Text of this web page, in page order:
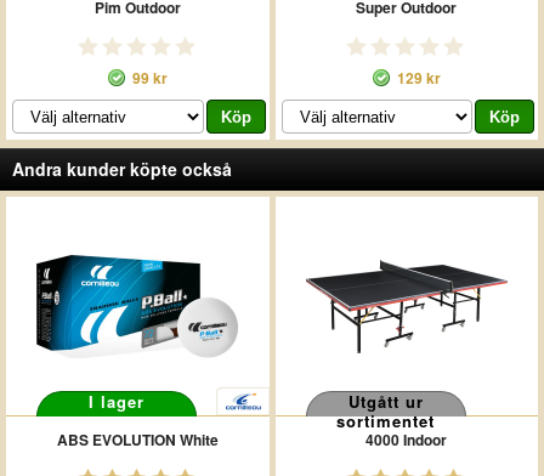
Pim Outdoor
99 kr
Super Outdoor
129 kr
Andra kunder köpte också
I lager
ABS EVOLUTION White
Utgått ur
sortimentet
4000 Indoor